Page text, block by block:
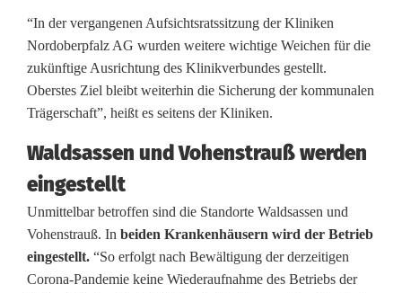
i
k
e
n
A
G
t
r
“In der vergangenen Aufsichtsratssitzung der Kliniken
Nordoberpfalz AG wurden weitere wichtige Weichen für die
zukünftige Ausrichtung des Klinikverbundes gestellt.
Oberstes Ziel bleibt weiterhin die Sicherung der kommunalen
Trägerschaft”, heißt es seitens der Kliniken.
Waldsassen und Vohenstrauß werden
eingestellt
Unmittelbar betroffen sind die Standorte Waldsassen und
Vohenstrauß. In beiden Krankenhäusern wird der Betrieb
eingestellt. “So erfolgt nach Bewältigung der derzeitigen
Corona-Pandemie keine Wiederaufnahme des Betriebs der